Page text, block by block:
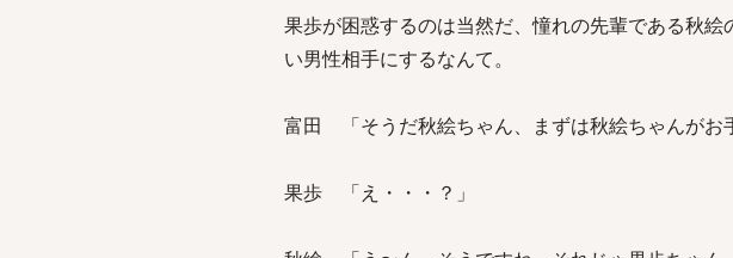
果歩が困惑するのは当然だ、憧れの先輩である秋
い男性相手にするなんて。
富田 「そうだ秋絵ちゃん、まずは秋絵ちゃんがお
果歩 「え・・・？」